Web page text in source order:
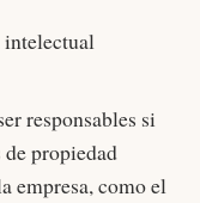
intelectual
responsables si
propiedad
empresa, como el